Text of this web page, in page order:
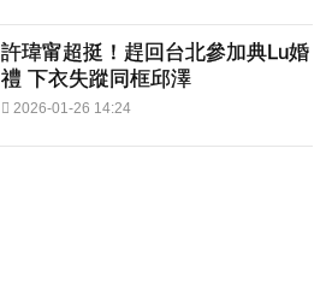
許瑋甯超挺！趕回台北參加典Lu婚
禮 下衣失蹤同框邱澤
2026-01-26 14:24